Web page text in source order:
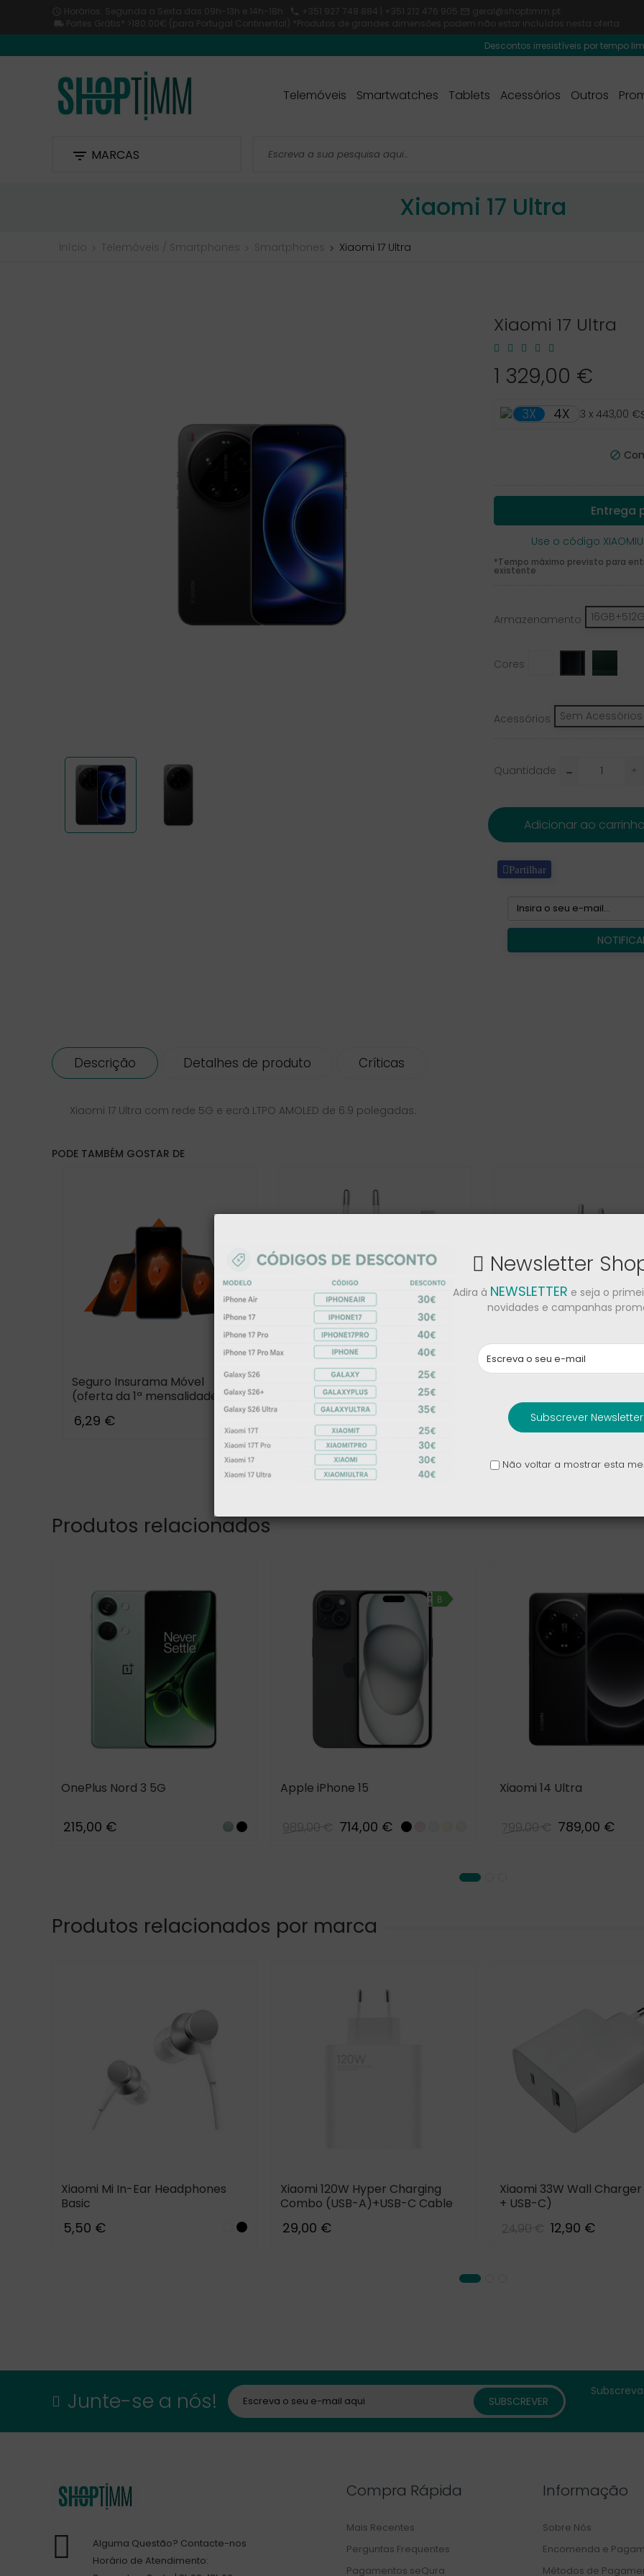
 Horários: Segunda a Sexta das 09h-13h e 14h-18h  +351 927 748 884 | +351 212 476 905 geral@shoptimm.pt
 Portes Grátis* >180.00€ (para Portugal Continental) *Produtos de grandes dimensões podem não estar incluídos nesta oferta
Descontos irresistíveis por tempo limitado! Usa o
Telemóveis Smartwatches Tablets Acessórios Outros
 MARCAS
Xiaomi 17 Ultra
Início Telemóveis / Smartphones Smartphones Xiaomi 17 Ultra
Xiaomi 17 Ultra
1 329,00 €
3X 4X 3 x 443,00 €

Entrega
Use o código
*Tempo máximo previsto para
existente
Armazenamento
Cores
Green
Acessórios Sem Acessórios
Quantidade
Adicionar ao carrinho
Partilhar
Descrição Detalhes de produto Críticas
Xiaomi 17 Ultra com rede 5G e ecrã LTPO AMOLED de 6.9 polegadas.
PODE TAMBÉM GOSTAR DE
Seguro Insurama Móvel
(oferta da 1ª mensalidade)
6,29 €
Xiaomi 90W Hypercharge
Combo (USB-A) + USB-C
Cable
49,00 € 20,00 €
USB-A)
55,00 € 25,00 €
Produtos relacionados
OnePlus Nord 3 5G
215,00 €
MistyTempest
Apple iPhone 15
989,00 € 714,00 € Black Green_15
Xiaomi 14 Ultra
799,00 € 789,00 €
Produtos relacionados por marca
Xiaomi Mi In-Ear Headphones
Basic
5,50 € WhiteBlack
Xiaomi 120W Hyper Charging
Combo (USB-A)+USB-C Cable
29,00 €
Xiaomi 33W Wall
+ USB-C)
24,90 € 12,90 €
Junte-se a nós!
Alguma Questão? Contacte-nos
Horário de Atendimento:
Compra Rápida
Mais Recentes
Perguntas Frequentes
Pagamentos seQura
Informação
Sobre Nós
Encomenda e
Métodos de
Newsletter
Adira à NEWSLETTER e seja o
novidades e campanhas
Subscrever Newsletter
Não voltar a mostrar esta